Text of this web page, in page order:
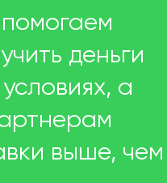
деньги
а
выше, чем